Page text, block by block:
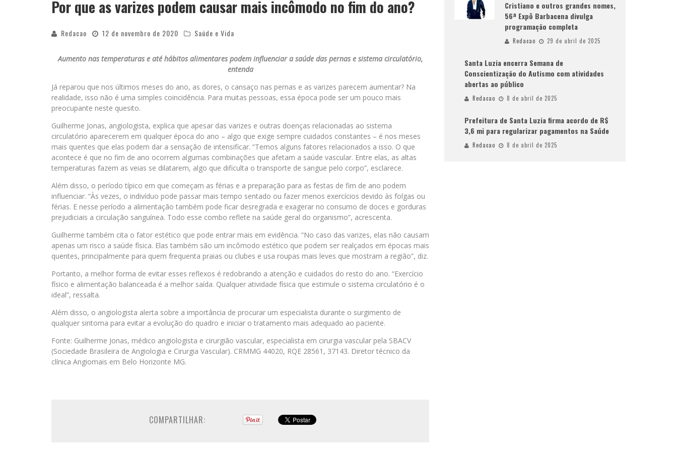
Por que as varizes podem causar mais incômodo no fim do ano?
Redacao 12 de novembro de 2020 Saúde e Vida
Aumento nas temperaturas e até hábitos alimentares podem influenciar a saúde das pernas e sistema circulatório,
entenda
Já reparou que nos últimos meses do ano, as dores, o cansaço nas pernas e as varizes parecem aumentar? Na
realidade, isso não é uma simples coincidência. Para muitas pessoas, essa época pode ser um pouco mais
preocupante neste quesito.
Guilherme Jonas, angiologista, explica que apesar das varizes e outras doenças relacionadas ao sistema
circulatório aparecerem em qualquer época do ano – algo que exige sempre cuidados constantes – é nos meses
mais quentes que elas podem dar a sensação de intensificar. “Temos alguns fatores relacionados a isso. O que
acontece é que no fim de ano ocorrem algumas combinações que afetam a saúde vascular. Entre elas, as altas
temperaturas fazem as veias se dilatarem, algo que dificulta o transporte de sangue pelo corpo”, esclarece.
Além disso, o período típico em que começam as férias e a preparação para as festas de fim de ano podem
influenciar. “Às vezes, o indivíduo pode passar mais tempo sentado ou fazer menos exercícios devido às folgas ou
férias. E nesse período a alimentação também pode ficar desregrada e exagerar no consumo de doces e gorduras
prejudiciais a circulação sanguínea. Todo esse combo reflete na saúde geral do organismo”, acrescenta.
Guilherme também cita o fator estético que pode entrar mais em evidência. “No caso das varizes, elas não causam
apenas um risco a saúde física. Elas também são um incômodo estético que podem ser realçados em épocas mais
quentes, principalmente para quem frequenta praias ou clubes e usa roupas mais leves que mostram a região”, diz.
Portanto, a melhor forma de evitar esses reflexos é redobrando a atenção e cuidados do resto do ano. “Exercício
físico e alimentação balanceada é a melhor saída. Qualquer atividade física que estimule o sistema circulatório é o
ideal”, ressalta.
Além disso, o angiologista alerta sobre a importância de procurar um especialista durante o surgimento de
qualquer sintoma para evitar a evolução do quadro e iniciar o tratamento mais adequado ao paciente.
Fonte: Guilherme Jonas, médico angiologista e cirurgião vascular, especialista em cirurgia vascular pela SBACV
(Sociedade Brasileira de Angiologia e Cirurgia Vascular). CRMMG 44020, RQE 28561, 37143. Diretor técnico da
clínica Angiomais em Belo Horizonte MG.
COMPARTILHAR:
Cristiano e outros grandes nomes,
56ª Expô Barbacena divulga
programação completa
Redacao 29 de abril de 2025
Santa Luzia encerra Semana de
Conscientização do Autismo com atividades
abertas ao público
Redacao 8 de abril de 2025
Prefeitura de Santa Luzia firma acordo de R$
3,6 mi para regularizar pagamentos na Saúde
Redacao 8 de abril de 2025